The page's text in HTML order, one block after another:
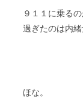
９１１に乗る
過ぎたのは内緒
ほな。